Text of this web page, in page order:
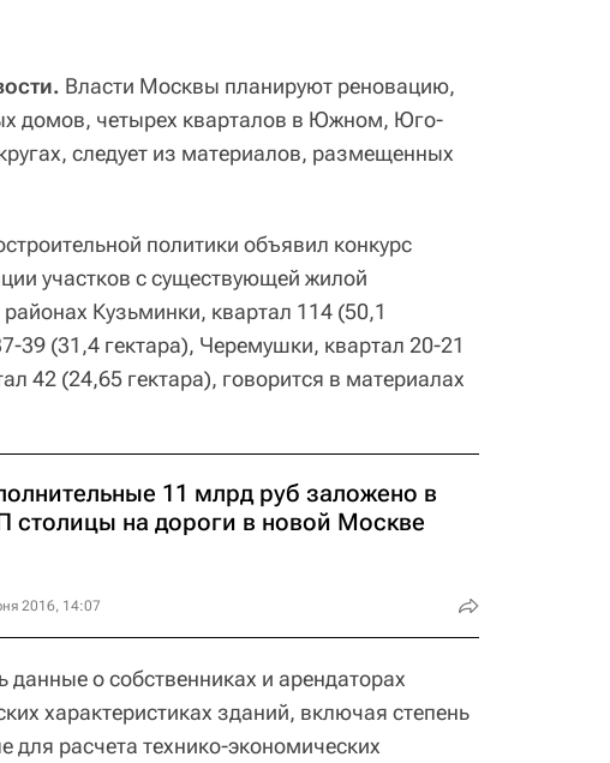
Власти Москвы планируют реновацию,
домов, четырех кварталов в Южном, Юго-
следует из материалов, размещенных
политики объявил конкурс
участков с существующей жилой
Кузьминки, квартал 114 (50,1
39 (31,4 гектара), Черемушки, квартал 20-21
42 (24,65 гектара), говорится в материалах
11 млрд руб заложено в
столицы на дороги в новой Москве
2016, 14:07
данные о собственниках и арендаторах
характеристиках зданий, включая степень
для расчета технико-экономических